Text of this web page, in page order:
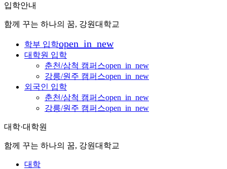
입학안내
함께 꾸는 하나의 꿈, 강원대학교
학부 입학open_in_new
대학원 입학
춘천/삼척 캠퍼스open_in_new
강릉/원주 캠퍼스open_in_new
외국인 입학
춘천/삼척 캠퍼스open_in_new
강릉/원주 캠퍼스open_in_new
대학·대학원
함께 꾸는 하나의 꿈, 강원대학교
대학